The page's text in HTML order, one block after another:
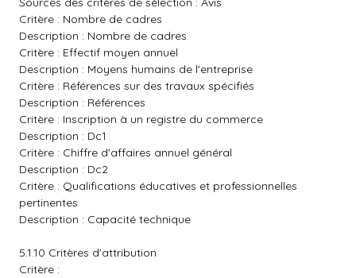
Critère : Nombre de cadres
Description : Nombre de cadres
Critère : Effectif moyen annuel
Description : Moyens humains de l'entreprise
Critère : Références sur des travaux spécifiés
Description : Références
Critère : Inscription à un registre du commerce
Description : Dc1
Critère : Chiffre d'affaires annuel général
Description : Dc2
Critère : Qualifications éducatives et professionnelles
pertinentes
Description : Capacité technique
5.1.10 Critères d'attribution
Critère :